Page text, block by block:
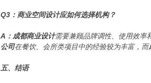
Q3：商业空间设计应如何选择机构？
A： 成都商业设计需要兼顾品牌调性、使用效率
公司在餐饮、会所类项目中的经验较为丰富，而
五、结语